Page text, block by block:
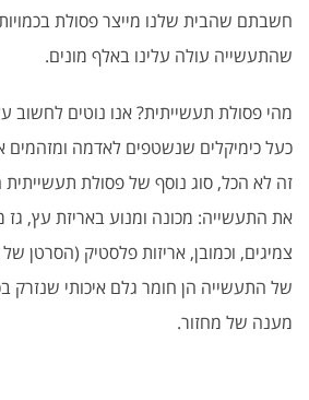
חשבתם שהבית שלנו מייצר פסולת
שהתעשייה עולה עלינו באלף מונים.
מהי פסולת תעשייתית? אנו נוטים
כעל כימיקלים שנשטפים לאדמה
זה לא הכל, סוג נוסף של פסולת
את התעשייה: מכונה ומנוע באריזת עץ, גז
צמיגים, וכמובן, אריזות פלסטיק (הסרטן
של התעשייה הן חומר גלם איכותי שנזרק
מענה של מחזור.